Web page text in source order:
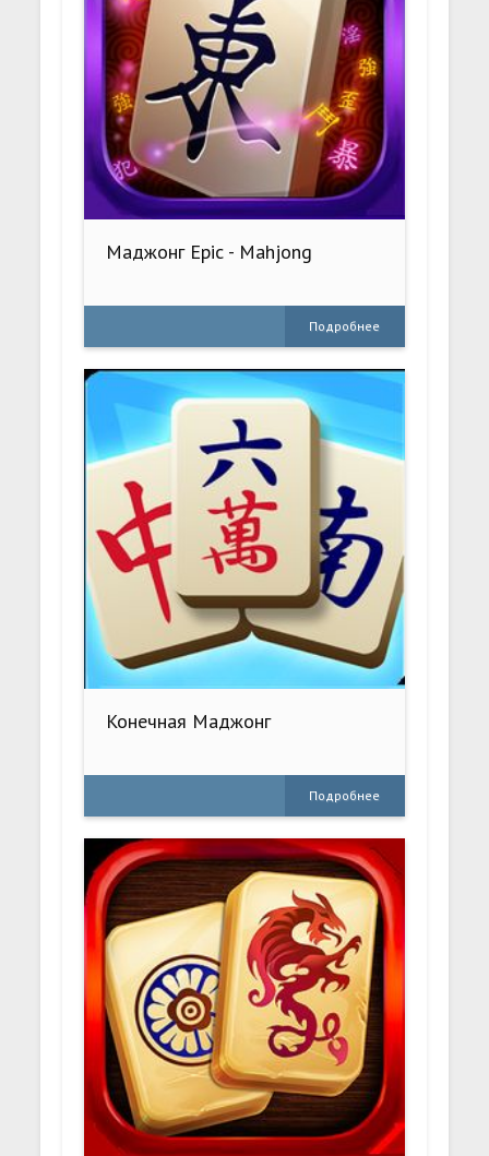
Маджонг Epic - Mahjong
Подробнее
Конечная Маджонг
Подробнее